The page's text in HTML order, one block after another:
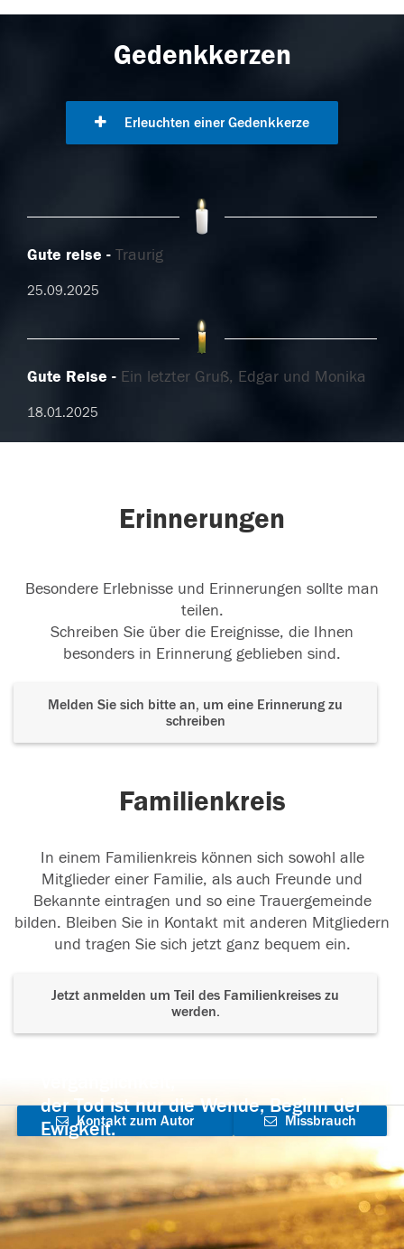
Gedenkkerzen
Erleuchten einer Gedenkkerze
Gute reise Traurig
25.09.2025
Gute Reise Ein letzter Gruß, Edgar und Monika
18.01.2025
Erinnerungen
Besondere Erlebnisse und Erinnerungen sollte man
teilen.
Schreiben Sie über die Ereignisse, die Ihnen
besonders in Erinnerung geblieben sind.
Melden Sie sich bitte an, um eine Erinnerung zu
schreiben
Familienkreis
In einem Familienkreis können sich sowohl alle
Mitglieder einer Familie, als auch Freunde und
Bekannte eintragen und so eine Trauergemeinde
bilden. Bleiben Sie in Kontakt mit anderen Mitgliedern
und tragen Sie sich jetzt ganz bequem ein.
Jetzt anmelden um Teil des Familienkreises zu
werden.
der Tod ist nur die Wende, Beginn der
Ewigkeit.
Kontakt zum Autor
aufnehmen
Missbrauch